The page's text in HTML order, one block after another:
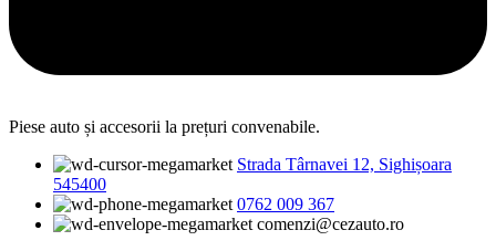
Piese auto și accesorii la prețuri convenabile.
Strada Târnavei 12, Sighișoara
545400
0762 009 367
comenzi@cezauto.ro